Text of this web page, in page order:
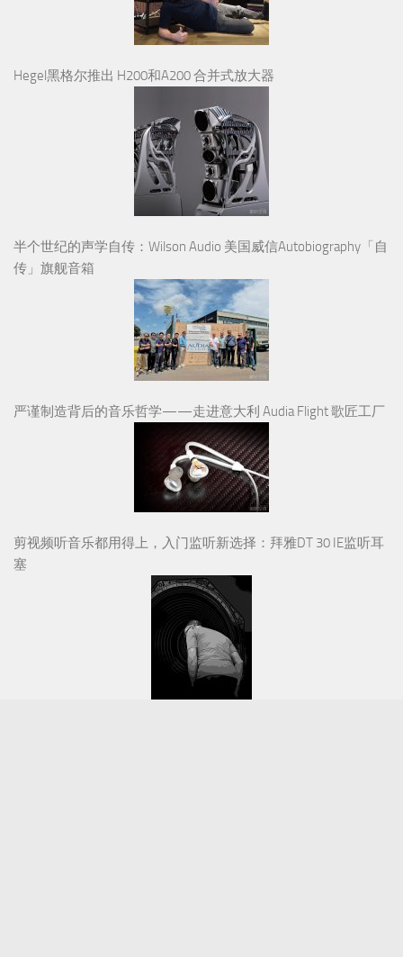
Hegel黑格尔推出 H200和A200 合并式放大器
半个世纪的声学自传：Wilson Audio 美国威信Autobiography「自
传」旗舰音箱
严谨制造背后的音乐哲学——走进意大利 Audia Flight 歌匠工厂
剪视频听音乐都用得上，入门监听新选择：拜雅DT 30 IE监听耳
塞